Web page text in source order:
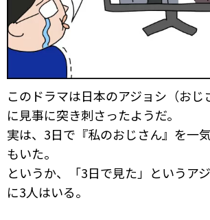
このドラマは日本のアジョシ（おじ
に見事に突き刺さったようだ。
実は、3日で『私のおじさん』を一
もいた。
というか、「3日で見た」というア
に3人はいる。